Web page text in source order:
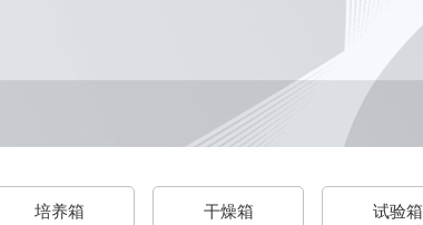
培养箱 干燥箱 试验箱